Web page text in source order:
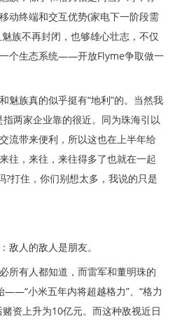
动终端和交互优势(家电下一阶段需
族不再封闭，也够雄心壮志，不仅
个生态系统——开放Flyme争取做一
族真的似乎挺有“地利”的。当然我
指两家企业靠的很近。同为珠海引以
流带来便利，所以这也在上半年给
往，来往，来往得多了也就在一起
?打住，你们别想太多，我说的只是
人的敌人是朋友。
有人都知道，而雷军和董明珠的
——“小米五年内将超越格力”、“格力
资上升为10亿元。而这种敌视近日